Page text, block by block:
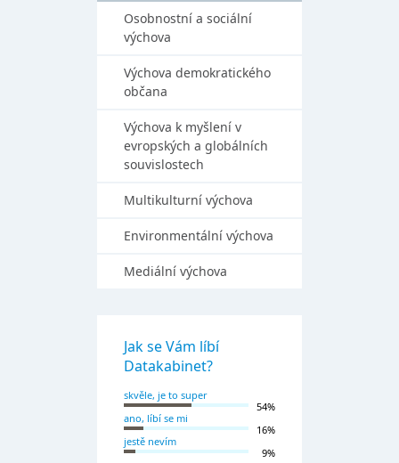
Osobnostní a sociální
výchova
Výchova demokratického
občana
Výchova k myšlení v
evropských a globálních
souvislostech
Multikulturní výchova
Environmentální výchova
Mediální výchova
Jak se Vám líbí
Datakabinet?
skvěle, je to super
54%
ano, líbí se mi
16%
jestě nevím
9%